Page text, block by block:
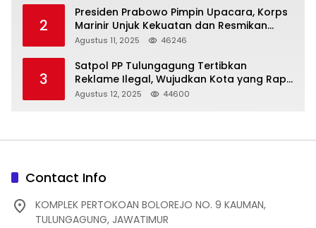
2
Presiden Prabowo Pimpin Upacara, Korps
Marinir Unjuk Kekuatan dan Resmikan
Struktur Baru
Agustus 11, 2025 46246
3
Satpol PP Tulungagung Tertibkan
Reklame Ilegal, Wujudkan Kota yang Rapi
dan Indah
Agustus 12, 2025 44600
Contact Info
KOMPLEK PERTOKOAN BOLOREJO NO. 9 KAUMAN,
TULUNGAGUNG, JAWATIMUR